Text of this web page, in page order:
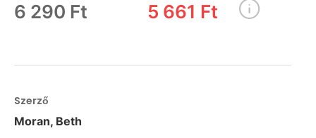
6 290 Ft 5 661 Ft
Szerző
Moran, Beth